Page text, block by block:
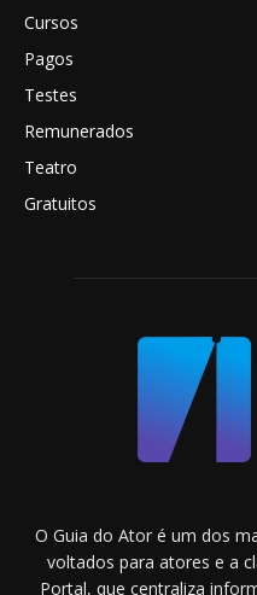
Cursos
Pagos
Testes
Remunerados
Teatro
Gratuitos
O Guia do Ator é um dos
voltados para atores e a
Portal, que centraliza